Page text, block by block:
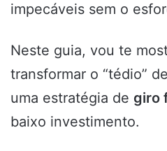
impecáveis sem o
Neste guia, vou te
transformar o “tédio”
uma estratégia de giro
baixo investimento.